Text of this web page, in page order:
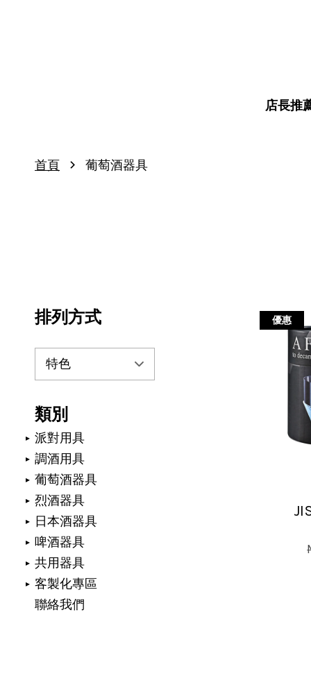
店長推
首頁 › 葡萄酒器具
排列方式
類別
派對用具
調酒用具
葡萄酒器具
烈酒器具
日本酒器具
啤酒器具
共用器具
客製化專區
聯絡我們
優惠